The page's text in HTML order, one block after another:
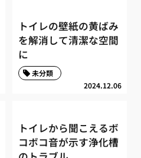
トイレの壁紙の黄ばみ
を解消して清潔な空間
に
2024.12.06
未分類
トイレから聞こえるボ
コボコ音が示す浄化槽